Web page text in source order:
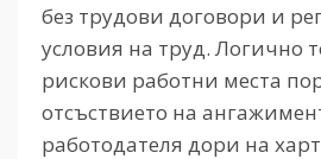
без трудови договори и
условия на труд. Логично
рискови работни места
отсъствието на
работодателя дори на